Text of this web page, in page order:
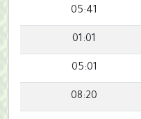
05:41
01:01
05:01
08:20